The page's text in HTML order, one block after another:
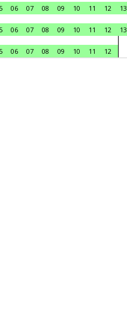
06 07 08 09 10 11 12 13
06 07 08 09 10 11 12 13
06 07 08 09 10 11 12